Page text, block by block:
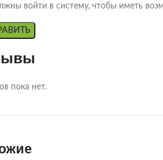
пока нет.
войти в систему, чтобы иметь